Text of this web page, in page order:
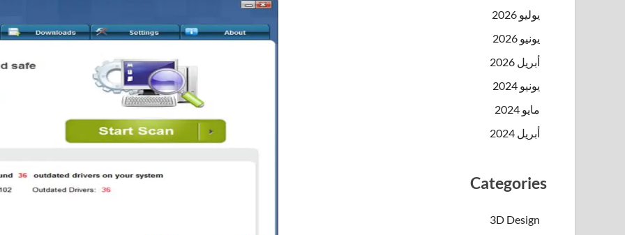
يوليو 2026
يونيو 2026
أبريل 2026
يونيو 2024
مايو 2024
أبريل 2024
Categories
3D Design